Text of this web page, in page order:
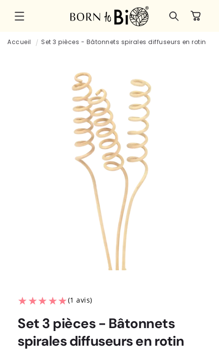
passer
au
Panier
Accueil
Set 3 pièces - Bâtonnets spirales diffuseurs en rotin
★★★★★
★★★★★(1 avis)
Set 3 pièces - Bâtonnets
spirales diffuseurs en rotin